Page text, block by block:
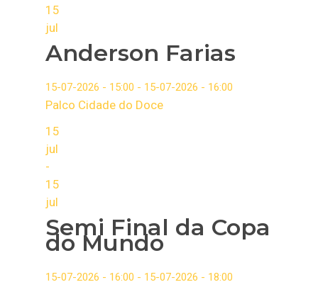
15
jul
Anderson Farias
15-07-2026 - 15:00 - 15-07-2026 - 16:00
Palco Cidade do Doce
15
jul
-
15
jul
Semi Final da Copa
do Mundo
15-07-2026 - 16:00 - 15-07-2026 - 18:00